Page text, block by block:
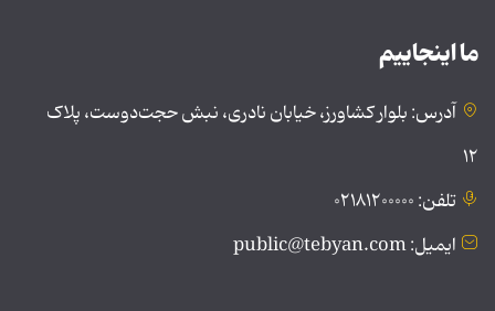
ما اینجاییم
آدرس: بلوار کشاورز، خیابان نادری، نبش حجت‌دوست، پلاک
۱۲
تلفن: ۰۲۱۸۱۲۰۰۰۰۰
ایمیل: public@tebyan.com